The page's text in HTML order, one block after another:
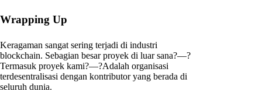
Wrapping Up
Keragaman sangat sering terjadi di industri
blockchain. Sebagian besar proyek di luar sana?—?
Termasuk proyek kami?—?Adalah organisasi
terdesentralisasi dengan kontributor yang berada di
seluruh dunia.